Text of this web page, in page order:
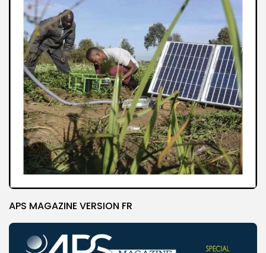
APS MAGAZINE VERSION FR